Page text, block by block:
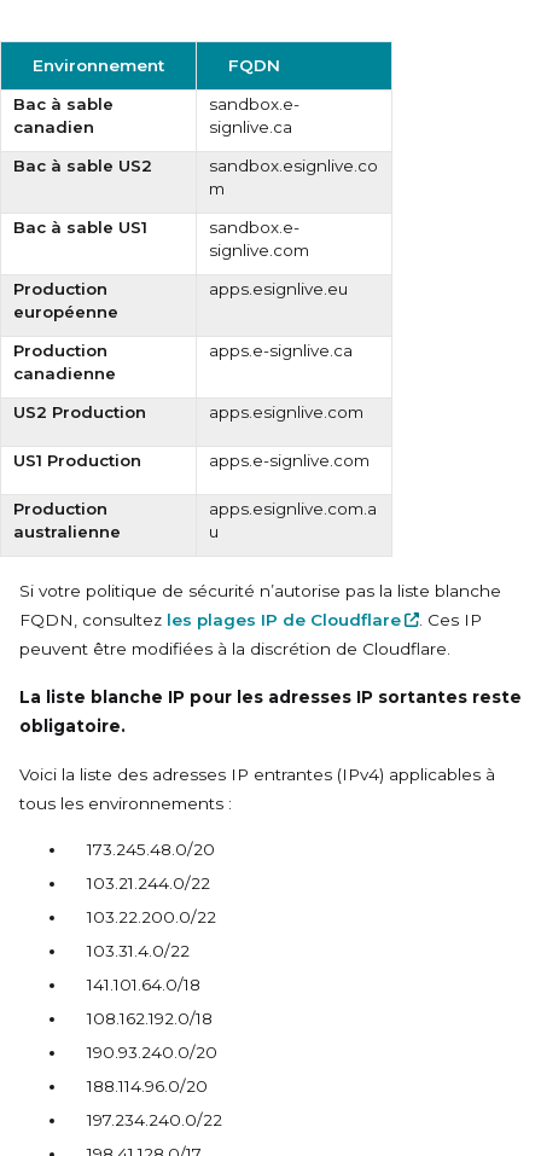
Environnement
FQDN
Bac à sable
canadien
sandbox.e-
signlive.ca
Bac à sable US2
sandbox.esignlive.co
m
Bac à sable US1
sandbox.e-
signlive.com
Production
européenne
apps.esignlive.eu
Production
canadienne
apps.e-signlive.ca
US2 Production apps.esignlive.com
US1 Production apps.e-signlive.com
Production
australienne
apps.esignlive.com.a
u
Si votre politique de sécurité n’autorise pas la liste blanche
FQDN, consultez les plages IP de Cloudflare
. Ces IP
peuvent être modifiées à la discrétion de Cloudflare.
La liste blanche IP pour les adresses IP sortantes reste
obligatoire.
Voici la liste des adresses IP entrantes (IPv4) applicables à
tous les environnements :
173.245.48.0/20
103.21.244.0/22
103.22.200.0/22
103.31.4.0/22
141.101.64.0/18
108.162.192.0/18
190.93.240.0/20
188.114.96.0/20
197.234.240.0/22